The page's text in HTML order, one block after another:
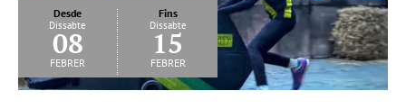
Desde
Dissabte
08
febrer
Fins
Dissabte
15
febrer